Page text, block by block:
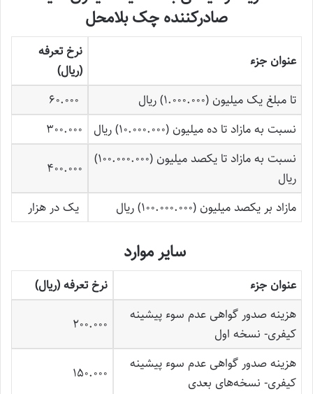
صادرکننده چک بلامحل
عنوان جزء
نرخ تعرفه
(ریال)
تا مبلغ یک میلیون (1.000.000) ریال
نسبت به مازاد تا ده میلیون (10.000.000) ریال
300.000
نسبت به مازاد تا یکصد میلیون (100.000.000)
ریال
400.000
مازاد بر یکصد میلیون (100.000.000) ریال یک در هزار
سایر موارد
عنوان جزء
نرخ تعرفه (ریال)
هزینه صدور گواهی عدم سوء پیشینه
کیفری- نسخه اول
200.000
هزینه صدور گواهی عدم سوء پیشینه
کیفری- نسخه‌های بعدی
150.000